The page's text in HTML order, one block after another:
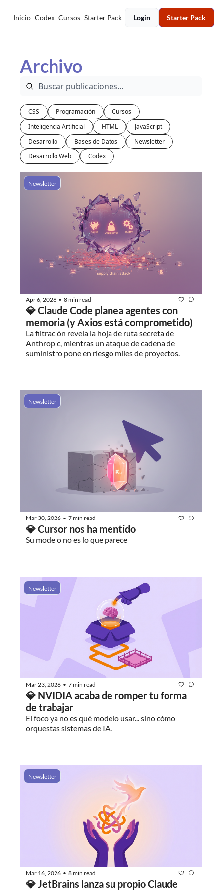
Inicio Codex Cursos Starter Pack Login Starter Pack
Archivo
CSS Programación
Cursos
Inteligencia Artificial
HTML
JavaScript
Desarrollo
Bases de Datos
Newsletter
Desarrollo Web
Codex
Newsletter
Apr 6, 2026 • 8 min read
💎 Claude Code planea agentes con
memoria (y Axios está comprometido)
La filtración revela la hoja de ruta secreta de
Anthropic, mientras un ataque de cadena de
suministro pone en riesgo miles de proyectos.
Newsletter
Mar 30, 2026 • 7 min read
💎 Cursor nos ha mentido
Su modelo no es lo que parece
Newsletter
Mar 23, 2026 • 7 min read
💎 NVIDIA acaba de romper tu forma
de trabajar
El foco ya no es qué modelo usar... sino cómo
orquestas sistemas de IA.
Newsletter
Mar 16, 2026 • 8 min read
💎 JetBrains lanza su propio Claude